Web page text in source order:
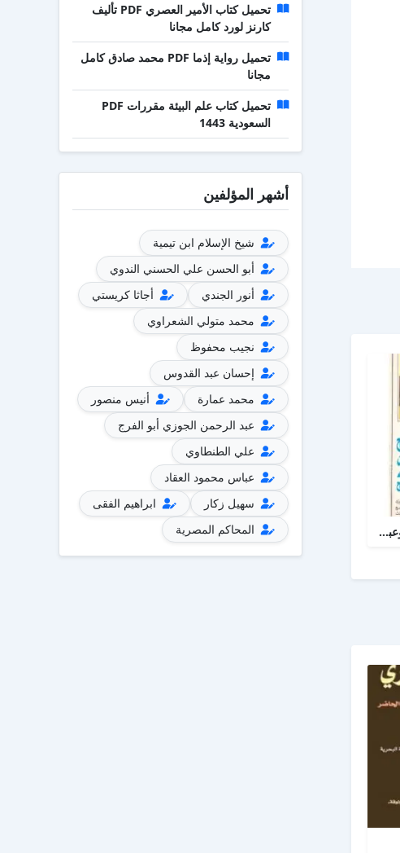
حوار صريح بين عبدالله وعبدالمسيح
تحميل كتاب الأمير العصري PDF تأليف
كارنز لورد كامل مجانا
تحميل رواية إذما PDF محمد صادق كامل
مجانا
تحميل كتاب علم البيئة مقررات PDF
السعودية 1443
أشهر المؤلفين
شيخ الإسلام ابن تيمية
أبو الحسن علي الحسني الندوي
أنور الجندي
أجاثا كريستي
محمد متولي الشعراوي
نجيب محفوظ
إحسان عبد القدوس
محمد عمارة
أنيس منصور
عبد الرحمن الجوزي أبو الفرج
علي الطنطاوي
عباس محمود العقاد
سهيل زكار
ابراهيم الفقى
المحاكم المصرية